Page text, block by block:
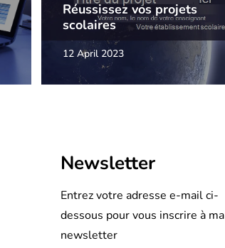
Réussissez vos projets
scolaires
12 April 2023
Newsletter
Entrez votre adresse e-mail ci-
dessous pour vous inscrire à ma
newsletter